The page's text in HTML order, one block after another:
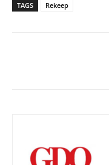
TAGS Rekeep